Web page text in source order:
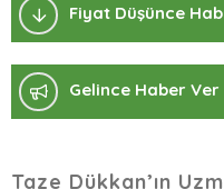
Fiyat Düşünce
Gelince Haber Ver
Taze Dükkan’ın